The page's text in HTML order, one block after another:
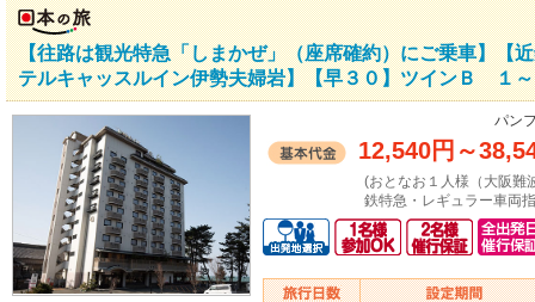
【往路は観光特急「しまかぜ」（座席確約）にご乗車】【
テルキャッスルイン伊勢夫婦岩】【早３０】ツインＢ １
パン
12,540円 ～
(おとなお１人様（大阪難
鉄特急・レギュラー車両